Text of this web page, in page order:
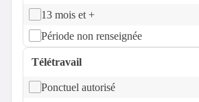
13 mois et +
Période non renseignée
Télétravail
Ponctuel autorisé